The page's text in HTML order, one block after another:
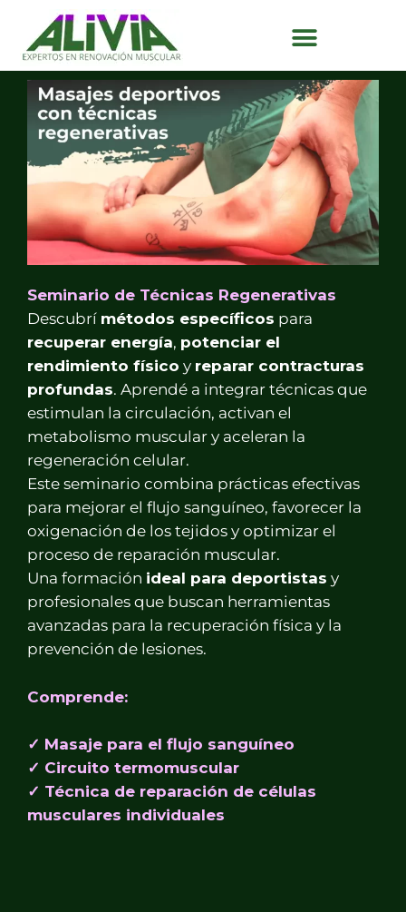
Seminario de Técnicas Regenerativas
Descubrí métodos específicos para
recuperar energía, potenciar el
rendimiento físico y reparar contracturas
profundas. Aprendé a integrar técnicas que
estimulan la circulación, activan el
metabolismo muscular y aceleran la
regeneración celular.
Este seminario combina prácticas efectivas
para mejorar el flujo sanguíneo, favorecer la
oxigenación de los tejidos y optimizar el
proceso de reparación muscular.
Una formación ideal para deportistas y
profesionales que buscan herramientas
avanzadas para la recuperación física y la
prevención de lesiones.
Comprende:
✓ Masaje para el flujo sanguíneo
✓ Circuito termomuscular
✓ Técnica de reparación de células
musculares individuales